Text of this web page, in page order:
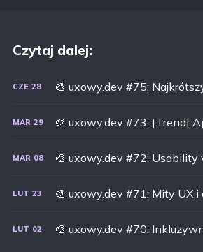
Czytaj dalej:
CZE 28
MAR 29
MAR 08
LUT 23
LUT 02